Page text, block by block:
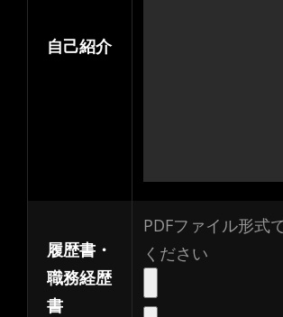
自己紹介
履歴書・
職務経歴
書
PDFファイル形式
ください